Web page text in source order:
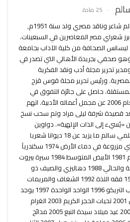
25 مادة
حلمي سالم شاعر وناقد مصري ولد سنة 1951م,
شعراي مصر المعاصرين في السبعينات.
الصحافة من كلية الآداب بجامعة
وهو صحفي بجريدة الأهالي التي تصدر في
تحرير مجلة أدب ونقد الفكرية
ورئيس تحرير مجلة قوس قزح
حاصل على جائزة التفوق في
الآداب للعام 2006 عن مجمل أعماله الأدبية. اتهم
بعد قصيدة شرفة ليلى مراد وتم سحب نسخ
«يُسيء إلى الذات الإلهية». دواوين
شعرية لحلمي سالم ما يزيد عن 18 ديوانا شعريا
منها: حبيبتي مزروعة في دماء الأرض 1974 سكندريآ
يكون الألم 1981 الأبيض المتوسط 1984 سيرة بيروت
1986 البائية والحائي 1988 دهاليزي والصيف ذو
الوطء 1990 فقه اللذة 1992 الشغاف والمريمات
1994 سراب التريكو 1996 الواحد الواحدة 1997 يوجد
هنا عميان 2001 تحيات الحجر الكريم 2003 الغرام
المسلح 2005 عيد ميلاد سيدة النبع 2005 مدائح